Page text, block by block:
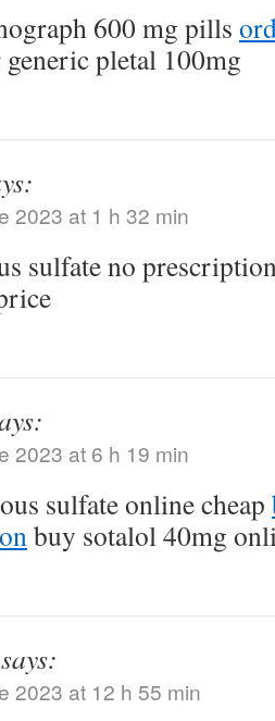
600 mg pills
pletal 100mg
2023 at 1 h 32 min
sulfate no
2023 at 6 h 19 min
sulfate online cheap
buy sotalol 40mg
says:
2023 at 12 h 55 min